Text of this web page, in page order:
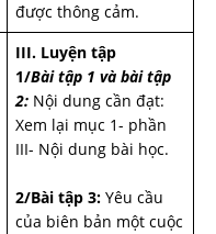
được thông cảm.
III. Luyện tập
1/Bài tập 1 và bài tập
2: Nội dung cần đạt:
Xem lại mục 1- phần
III- Nội dung bài học.
2/Bài tập 3: Yêu cầu
của biên bản một cuộc